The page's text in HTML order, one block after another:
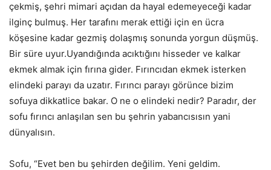
çekmiş, şehri mimari açıdan da hayal edemeyeceği kadar
ilginç bulmuş. Her tarafını merak ettiği için en ücra
köşesine kadar gezmiş dolaşmış sonunda yorgun düşmüş.
Bir süre uyur.Uyandığında acıktığını hisseder ve kalkar
ekmek almak için fırına gider. Fırıncıdan ekmek isterken
elindeki parayı da uzatır. Fırıncı parayı görünce bizim
sofuya dikkatlice bakar. O ne o elindeki nedir? Paradır, der
sofu fırıncı anlaşılan sen bu şehrin yabancısısın yani
dünyalısın.
Sofu, “Evet ben bu şehirden değilim. Yeni geldim.